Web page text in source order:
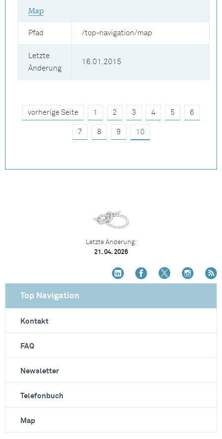
Map
Pfad /top-navigation/map
Letzte
Änderung
16.01.2015
vorherige Seite 1 2 3 4 5 6
7 8 9 10
Letzte Änderung:
21. 04. 2026
Top Navigation
Kontakt
FAQ
Newsletter
Telefonbuch
Map